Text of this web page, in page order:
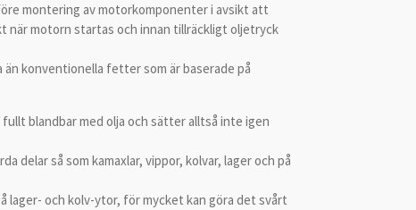
montering av motorkomponenter i avsikt att
när motorn startas och innan tillräckligt oljetryck
än konventionella fetter som är baserade på
fullt blandbar med olja och sätter alltså inte igen
delar så som kamaxlar, vippor, kolvar, lager och på
lager- och kolv-ytor, för mycket kan göra det svårt